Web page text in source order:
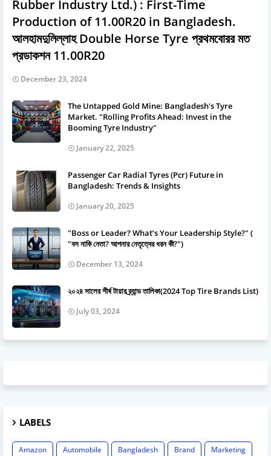
Rubber Industry Ltd.) : First-Time
Production of 11.00R20 in Bangladesh.
আলহামদুলিল্লাহ Double Horse Tyre প্রথমবােরর মত
প্রডাকশন 11.00R20
December 23, 2024
The Untapped Gold Mine: Bangladesh's Tyre
Market. "Rolling Profits Ahead: Invest in the
Booming Tyre Industry"
January 22, 2025
Passenger Car Radial Tyres (Pcr) Future in
Bangladesh: Trends & Insights
January 20, 2025
"Boss or Leader? What’s Your Leadership Style?" (
"বস নাকি নেতা? আপনার নেতৃত্বের ধরন কী?")
December 13, 2024
২০২৪ সালের শীর্ষ টায়ার ব্র্যান্ড তালিকা(2024 Top Tire Brands List)
July 03, 2024
LABELS
Amazon Automobile Bangladesh Brand
Marketing